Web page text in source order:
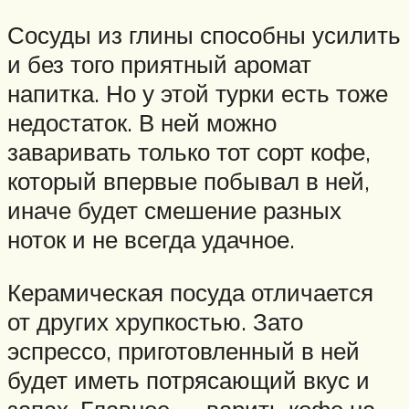
Сосуды из глины способны усилить
и без того приятный аромат
напитка. Но у этой турки есть тоже
недостаток. В ней можно
заваривать только тот сорт кофе,
который впервые побывал в ней,
иначе будет смешение разных
ноток и не всегда удачное.
Керамическая посуда отличается
от других хрупкостью. Зато
эспрессо, приготовленный в ней
будет иметь потрясающий вкус и